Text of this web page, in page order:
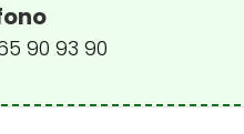
90 93 90